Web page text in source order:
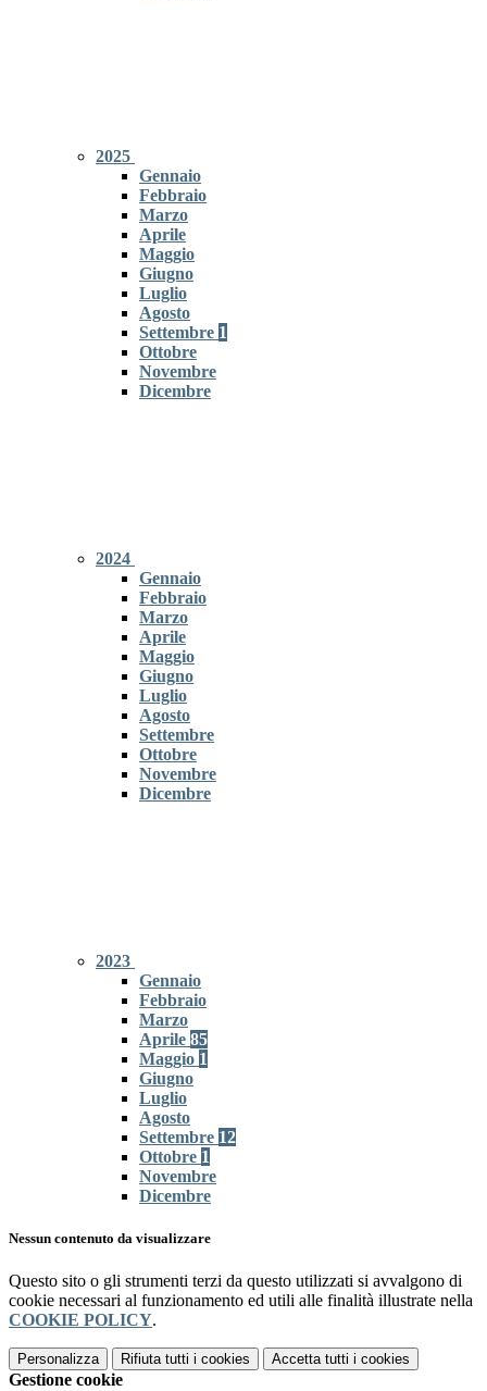
2025
Gennaio
Febbraio
Marzo
Aprile
Maggio
Giugno
Luglio
Agosto
Settembre 1
Ottobre
Novembre
Dicembre
2024
Gennaio
Febbraio
Marzo
Aprile
Maggio
Giugno
Luglio
Agosto
Settembre
Ottobre
Novembre
Dicembre
2023
Gennaio
Febbraio
Marzo
Aprile 85
Maggio 1
Giugno
Luglio
Agosto
Settembre 12
Ottobre 1
Novembre
Dicembre
Nessun contenuto da visualizzare
Questo sito o gli strumenti terzi da questo utilizzati si avvalgono di
cookie necessari al funzionamento ed utili alle finalità illustrate nella
COOKIE POLICY.
Personalizza Rifiuta tutti i cookies Accetta tutti i cookies
Gestione cookie